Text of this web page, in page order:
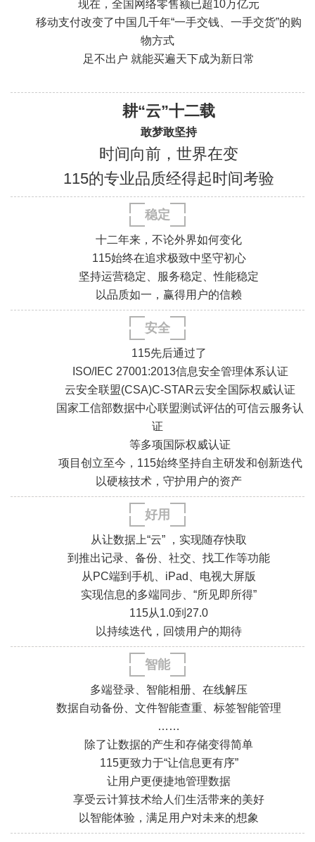
现在，全国网络零售额已超10万亿元
移动支付改变了中国几千年“一手交钱、一手交货”的购
物方式
足不出户 就能买遍天下成为新日常
耕“云”十二载
敢梦敢坚持
时间向前，世界在变
115的专业品质经得起时间考验
稳定
.
.
十二年来，不论外界如何变化
115始终在追求极致中坚守初心
坚持运营稳定、服务稳定、性能稳定
以品质如一，赢得用户的信赖
安全
.
.
.
.
115先后通过了
ISO/IEC 27001:2013信息安全管理体系认证
云安全联盟(CSA)C-STAR云安全国际权威认证
国家工信部数据中心联盟测试评估的可信云服务认
证
等多项国际权威认证
项目创立至今，115始终坚持自主研发和创新迭代
以硬核技术，守护用户的资产
好用
.
.
.
.
从让数据上“云” ，实现随存快取
到推出记录、备份、社交、找工作等功能
从PC端到手机、iPad、电视大屏版
实现信息的多端同步、“所见即所得”
115从1.0到27.0
以持续迭代，回馈用户的期待
智能
.
.
.
.
多端登录、智能相册、在线解压
数据自动备份、文件智能查重、标签智能管理
……
除了让数据的产生和存储变得简单
115更致力于“让信息更有序”
让用户更便捷地管理数据
享受云计算技术给人们生活带来的美好
以智能体验，满足用户对未来的想象